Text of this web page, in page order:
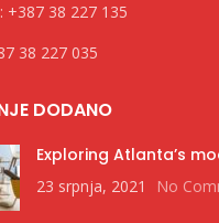
+387 38 227 135
38 227 035
DODANO
Exploring Atlanta’s
23 srpnja, 2021 No